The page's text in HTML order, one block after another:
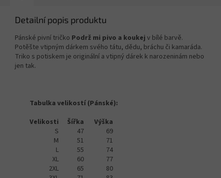
Detailní popis produktu
Pánské pivní tričko Podrž mi pivo a koukej v bílé barvě.
Potěšte vtipným dárkem svého tátu, dědu, bráchu či kamaráda.
Triko s potiskem je originální a vtipný dárek k narozeninám nebo
jen tak.
Tabulka velikostí (Pánské):
Velikosti
Šířka
Výška
S
47
69
M
51
71
L
55
74
XL
60
77
2XL
65
80